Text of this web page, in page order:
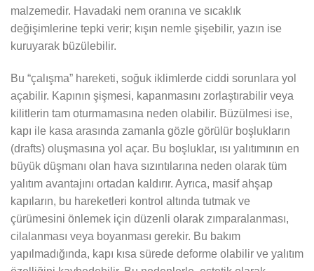
malzemedir. Havadaki nem oranına ve sıcaklık
değişimlerine tepki verir; kışın nemle şişebilir, yazın ise
kuruyarak büzülebilir.
Bu “çalışma” hareketi, soğuk iklimlerde ciddi sorunlara yol
açabilir. Kapının şişmesi, kapanmasını zorlaştırabilir veya
kilitlerin tam oturmamasına neden olabilir. Büzülmesi ise,
kapı ile kasa arasında zamanla gözle görülür boşlukların
(drafts) oluşmasına yol açar. Bu boşluklar, ısı yalıtımının en
büyük düşmanı olan hava sızıntılarına neden olarak tüm
yalıtım avantajını ortadan kaldırır. Ayrıca, masif ahşap
kapıların, bu hareketleri kontrol altında tutmak ve
çürümesini önlemek için düzenli olarak zımparalanması,
cilalanması veya boyanması gerekir. Bu bakım
yapılmadığında, kapı kısa sürede deforme olabilir ve yalıtım